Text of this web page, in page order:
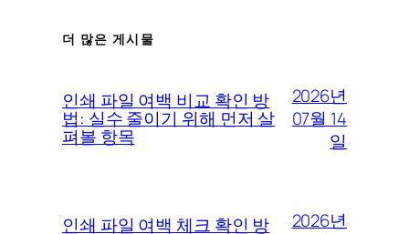
더 많은 게시물
인쇄 파일 여백 비교 확인 방
법: 실수 줄이기 위해 먼저 살
펴볼 항목
2026년
07월 14
일
인쇄 파일 여백 체크 확인 방
2026년